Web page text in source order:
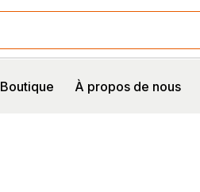
Boutique À propos de nous